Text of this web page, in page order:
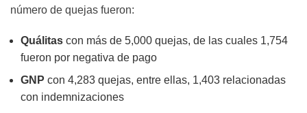
número de quejas fueron:
Quálitas con más de 5,000 quejas, de las cuales 1,754
fueron por negativa de pago
GNP con 4,283 quejas, entre ellas, 1,403 relacionadas
con indemnizaciones